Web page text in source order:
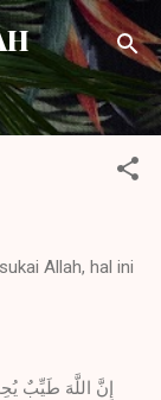
Allah, hal ini
إِنَّ اللَّهَ طَيِّبٌ